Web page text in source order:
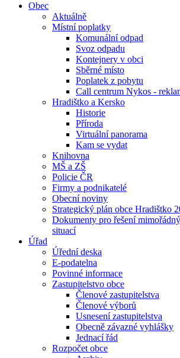
Obec
Aktuálně
Místní poplatky
Komunální odpad
Svoz odpadu
Kontejnery v obci
Sběrné místo
Poplatek z pobytu
Call centrum Nykos -
Hradištko a Kersko
Historie
Příroda
Virtuální panorama
Kam se vydat
Knihovna
MŠ a ZŠ
Policie ČR
Firmy a podnikatelé
Obecní noviny
Strategický plán obce Hradištko
Dokumenty pro řešení
situací
Úřad
Úřední deska
E-podatelna
Povinné informace
Zastupitelstvo obce
Členové zastupitelstva
Členové výborů
Usnesení zastupitelstva
Obecně závazné vyhlášky
Jednací řád
Rozpočet obce